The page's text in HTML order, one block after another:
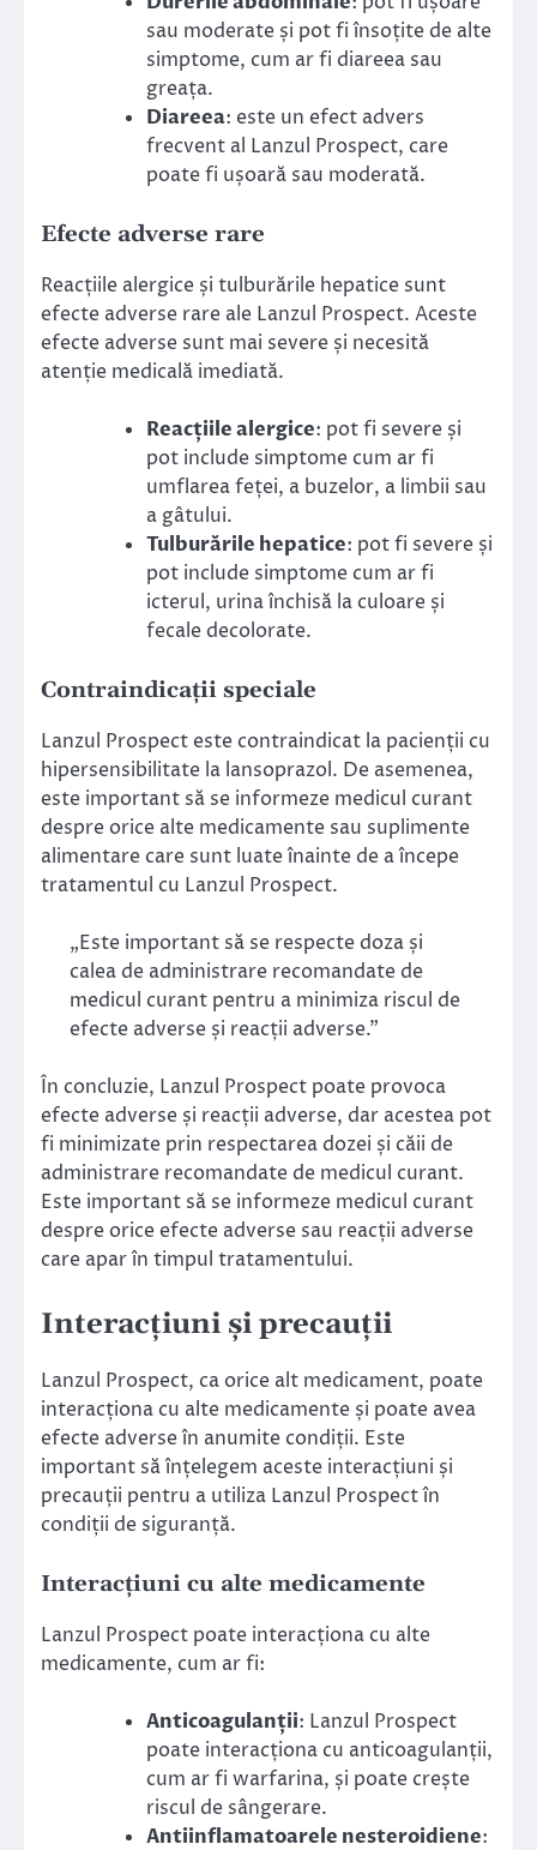
sau moderate și pot fi însoțite de alte
simptome, cum ar fi diareea sau
greața.
Diareea: este un efect advers
frecvent al Lanzul Prospect, care
poate fi ușoară sau moderată.
Efecte adverse rare
Reacțiile alergice și tulburările hepatice sunt
efecte adverse rare ale Lanzul Prospect. Aceste
efecte adverse sunt mai severe și necesită
atenție medicală imediată.
Reacțiile alergice: pot fi severe și
pot include simptome cum ar fi
umflarea feței, a buzelor, a limbii sau
a gâtului.
Tulburările hepatice: pot fi severe și
pot include simptome cum ar fi
icterul, urina închisă la culoare și
fecale decolorate.
Contraindicații speciale
Lanzul Prospect este contraindicat la pacienții cu
hipersensibilitate la lansoprazol. De asemenea,
este important să se informeze medicul curant
despre orice alte medicamente sau suplimente
alimentare care sunt luate înainte de a începe
tratamentul cu Lanzul Prospect.
„Este important să se respecte doza și
calea de administrare recomandate de
medicul curant pentru a minimiza riscul de
efecte adverse și reacții adverse.”
În concluzie, Lanzul Prospect poate provoca
efecte adverse și reacții adverse, dar acestea pot
fi minimizate prin respectarea dozei și căii de
administrare recomandate de medicul curant.
Este important să se informeze medicul curant
despre orice efecte adverse sau reacții adverse
care apar în timpul tratamentului.
Interacțiuni și precauții
Lanzul Prospect, ca orice alt medicament, poate
interacționa cu alte medicamente și poate avea
efecte adverse în anumite condiții. Este
important să înțelegem aceste interacțiuni și
precauții pentru a utiliza Lanzul Prospect în
condiții de siguranță.
Interacțiuni cu alte medicamente
Lanzul Prospect poate interacționa cu alte
medicamente, cum ar fi:
Anticoagulanții: Lanzul Prospect
poate interacționa cu anticoagulanții,
cum ar fi warfarina, și poate crește
riscul de sângerare.
Antiinflamatoarele nesteroidiene: